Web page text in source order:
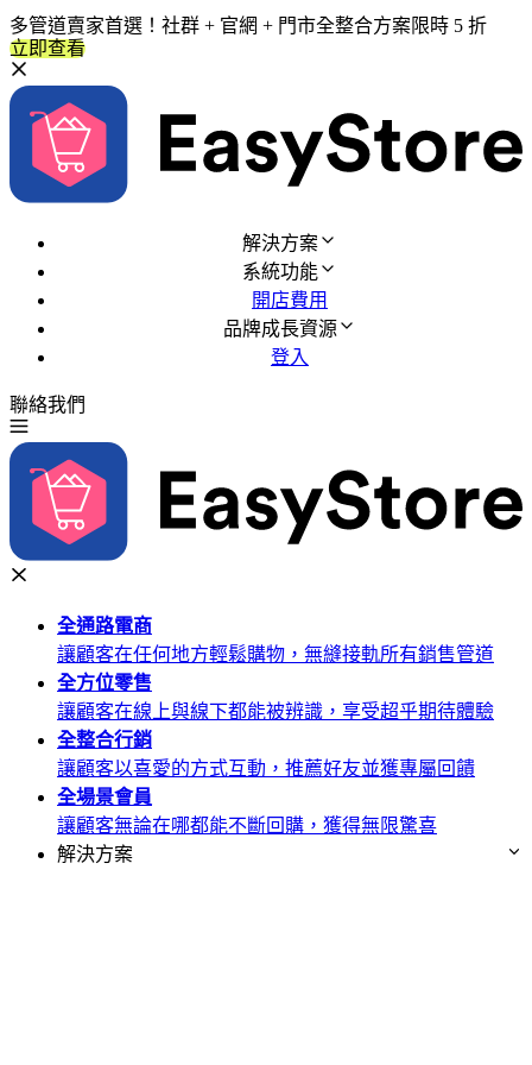
多管道賣家首選！社群 + 官網 + 門市全整合方案限時 5 折
立即查看
解決方案
系統功能
開店費用
品牌成長資源
登入
聯絡我們
全通路電商
讓顧客在任何地方輕鬆購物，無縫接軌所有銷售管道
全方位零售
讓顧客在線上與線下都能被辨識，享受超乎期待體驗
全整合行銷
讓顧客以喜愛的方式互動，推薦好友並獲專屬回饋
全場景會員
讓顧客無論在哪都能不斷回購，獲得無限驚喜
解決方案